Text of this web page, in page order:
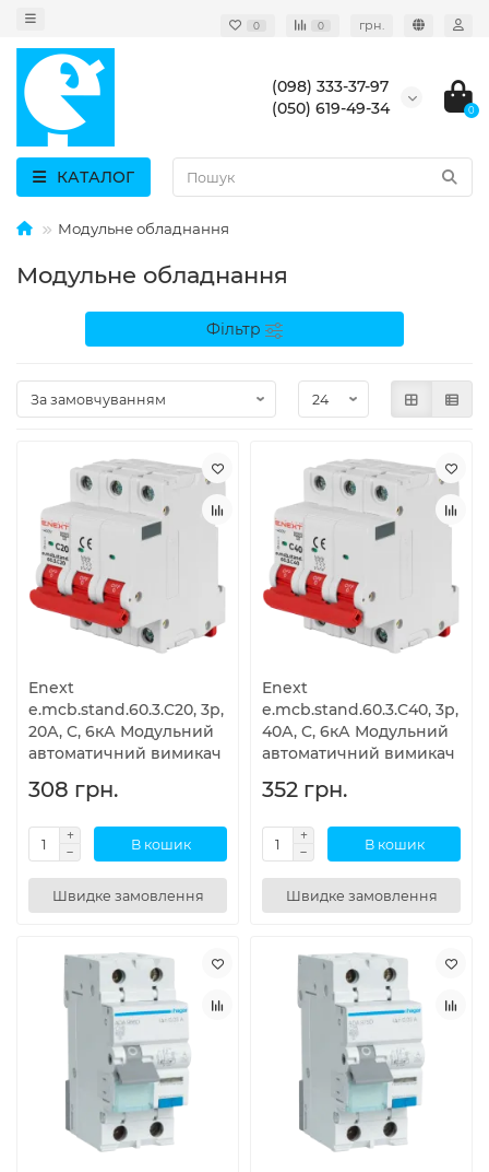
0 0 грн.
(098) 333-37-97
(050) 619-49-34
0
КАТАЛОГ
Модульне обладнання
Модульне обладнання
Фільтр
Enext
e.mcb.stand.60.3.C20, 3р,
20А, C, 6кА Модульний
автоматичний вимикач
308 грн.
В кошик
Швидке замовлення
Enext
e.mcb.stand.60.3.C40, 3р,
40А, C, 6кА Модульний
автоматичний вимикач
352 грн.
В кошик
Швидке замовлення